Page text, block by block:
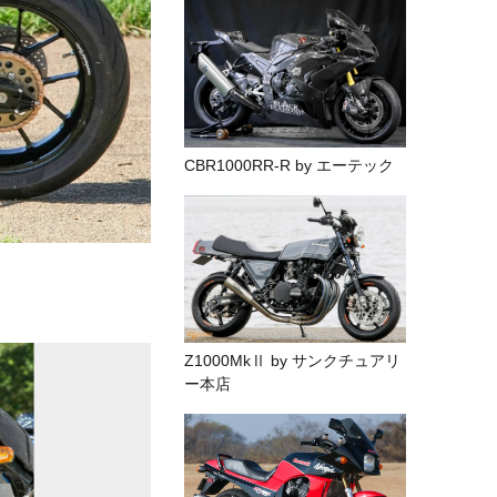
CBR1000RR-R by エーテック
Z1000MkⅡ by サンクチュアリ
ー本店